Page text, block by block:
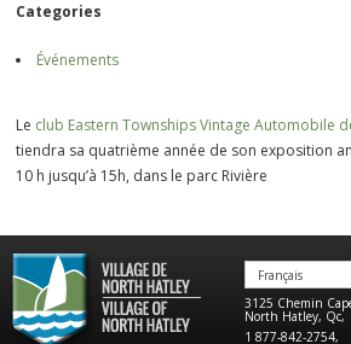
Categories
Événements
Le club Eastern Townships Vintage Automobile
tiendra sa quatrième année de son exposition
10 h jusqu’à 15h, dans le parc Rivière
Français
3125 Chemin
North Hatley, Qc,
1 877-842-2754,